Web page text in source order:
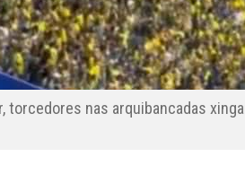
torcedores nas arquibancadas